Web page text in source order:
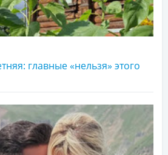
главные «нельзя» этого